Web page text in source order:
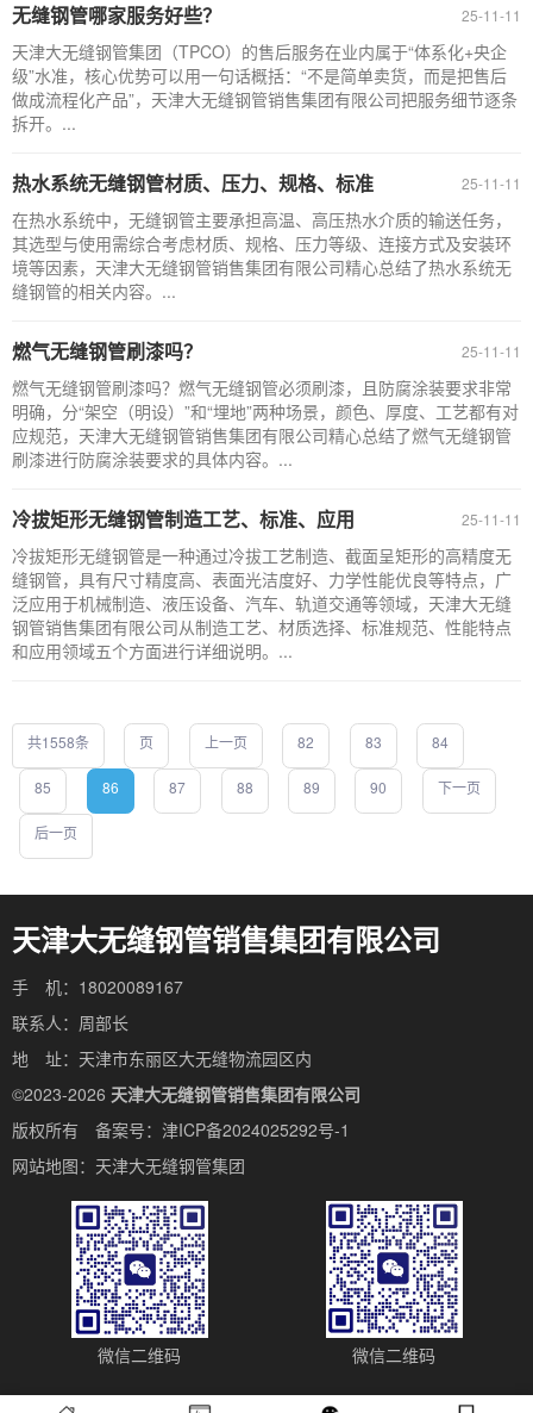
25-11-11
无缝钢管哪家服务好些？
天津大无缝钢管集团（TPCO）的售后服务在业内属于“体系化+央企
级”水准，核心优势可以用一句话概括：“不是简单卖货，而是把售后
做成流程化产品”，天津大无缝钢管销售集团有限公司把服务细节逐条
拆开。...
25-11-11
热水系统无缝钢管材质、压力、规格、标准
在热水系统中，无缝钢管主要承担高温、高压热水介质的输送任务，
其选型与使用需综合考虑材质、规格、压力等级、连接方式及安装环
境等因素，天津大无缝钢管销售集团有限公司精心总结了热水系统无
缝钢管的相关内容。...
25-11-11
燃气无缝钢管刷漆吗？
燃气无缝钢管刷漆吗？燃气无缝钢管必须刷漆，且防腐涂装要求非常
明确，分“架空（明设）”和“埋地”两种场景，颜色、厚度、工艺都有对
应规范，天津大无缝钢管销售集团有限公司精心总结了燃气无缝钢管
刷漆进行防腐涂装要求的具体内容。...
25-11-11
冷拔矩形无缝钢管制造工艺、标准、应用
冷拔矩形无缝钢管是一种通过冷拔工艺制造、截面呈矩形的高精度无
缝钢管，具有尺寸精度高、表面光洁度好、力学性能优良等特点，广
泛应用于机械制造、液压设备、汽车、轨道交通等领域，天津大无缝
钢管销售集团有限公司从制造工艺、材质选择、标准规范、性能特点
和应用领域五个方面进行详细说明。...
共1558条 页 上一页 82 83 84
85 86 87 88 89 90 下一页
后一页
天津大无缝钢管销售集团有限公司
手 机：18020089167
联系人：周部长
地 址：天津市东丽区大无缝物流园区内
©2023-2026 天津大无缝钢管销售集团有限公司
版权所有 备案号： 津ICP备2024025292号-1
网站地图： 天津大无缝钢管集团
微信二维码 微信二维码